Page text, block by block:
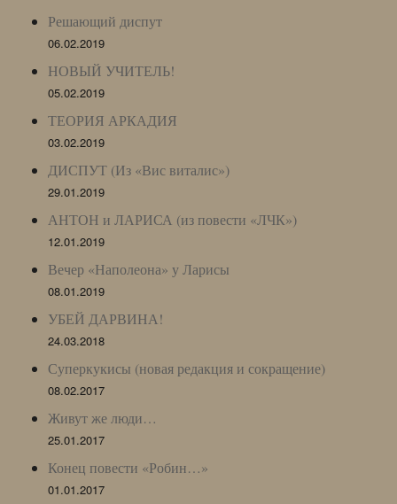
Решающий диспут
06.02.2019
НОВЫЙ УЧИТЕЛЬ!
05.02.2019
ТЕОРИЯ АРКАДИЯ
03.02.2019
ДИСПУТ (Из «Вис виталис»)
29.01.2019
АНТОН и ЛАРИСА (из повести «ЛЧК»)
12.01.2019
Вечер «Наполеона» у Ларисы
08.01.2019
УБЕЙ ДАРВИНА!
24.03.2018
Суперкукисы (новая редакция и сокращение)
08.02.2017
Живут же люди…
25.01.2017
Конец повести «Робин…»
01.01.2017